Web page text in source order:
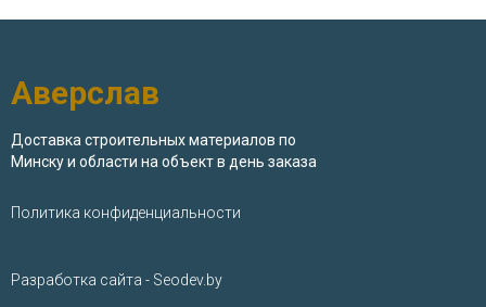
Аверслав
Доставка строительных материалов по
Минску и области на объект в день заказа
Политика конфиденциальности
Разработка сайта - Seodev.by